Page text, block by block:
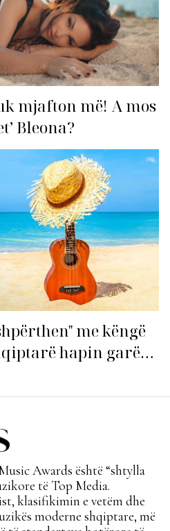
mjafton më! A mos
Bleona?
me këngë
hapin garën
Awards është “shtylla
të Top Media.
klasifikimin e vetëm dhe
moderne shqiptare, më